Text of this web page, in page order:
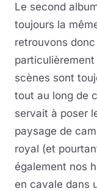
Le second
toujours la
retrouvons
scènes sont
tout au long de
servait à poser
paysage de
royal (et
également nos
en cavale dans